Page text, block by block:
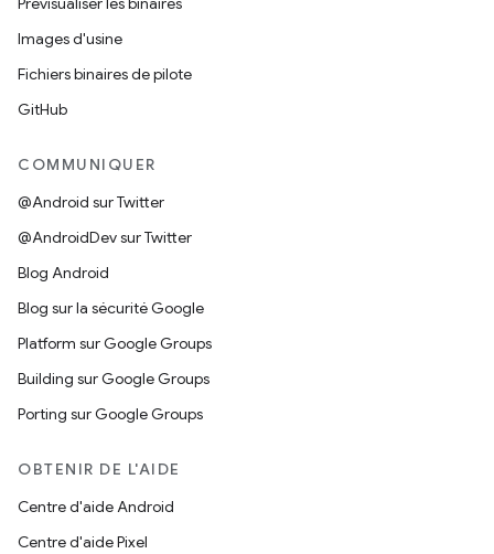
Images d'usine
Fichiers binaires de pilote
GitHub
COMMUNIQUER
@Android sur Twitter
@AndroidDev sur Twitter
Blog Android
Blog sur la sécurité Google
Platform sur Google Groups
Building sur Google Groups
Porting sur Google Groups
OBTENIR DE L'AIDE
Centre d'aide Android
Centre d'aide Pixel